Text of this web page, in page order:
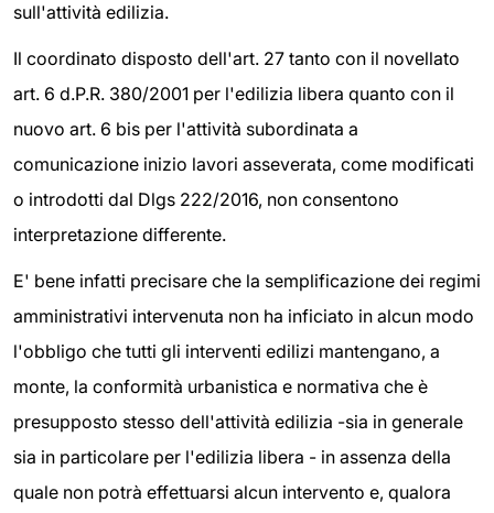
sull'attività edilizia.
Il coordinato disposto dell'art. 27 tanto con il novellato
art. 6 d.P.R. 380/2001 per l'edilizia libera quanto con il
nuovo art. 6 bis per l'attività subordinata a
comunicazione inizio lavori asseverata, come modificati
o introdotti dal Dlgs 222/2016, non consentono
interpretazione differente.
E' bene infatti precisare che la semplificazione dei regimi
amministrativi intervenuta non ha inficiato in alcun modo
l'obbligo che tutti gli interventi edilizi mantengano, a
monte, la conformità urbanistica e normativa che è
presupposto stesso dell'attività edilizia -sia in generale
sia in particolare per l'edilizia libera - in assenza della
quale non potrà effettuarsi alcun intervento e, qualora